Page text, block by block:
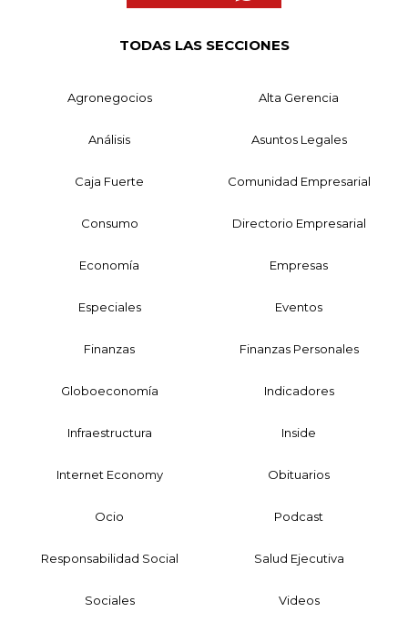
TODAS LAS SECCIONES
Agronegocios Alta Gerencia
Análisis Asuntos Legales
Caja Fuerte Comunidad Empresarial
Consumo Directorio Empresarial
Economía Empresas
Especiales Eventos
Finanzas Finanzas Personales
Globoeconomía Indicadores
Infraestructura Inside
Internet Economy Obituarios
Ocio Podcast
Responsabilidad Social Salud Ejecutiva
Sociales Videos